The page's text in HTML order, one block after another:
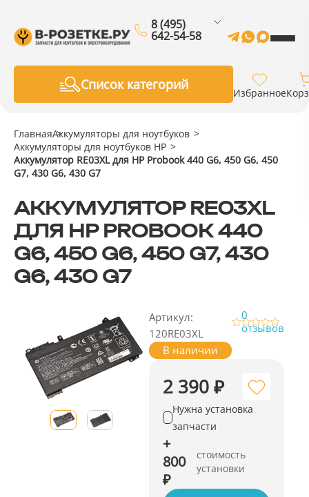
8 (495)
642-54-58
Список категорий
Избранное
ГлавнаяАккумуляторы для ноутбуков
Аккумуляторы для ноутбуков HP
Аккумулятор RE03XL для HP Probook 440 G6, 450 G6, 450
G7, 430 G6, 430 G7
АККУМУЛЯТОР RE03XL
ДЛЯ HP PROBOOK 440
G6, 450 G6, 450 G7, 430
G6, 430 G7
Артикул:
120RE03XL
В наличии
0
отзывов
2 390 ₽
Нужна установка
запчасти
+
800
₽
стоимость
установки